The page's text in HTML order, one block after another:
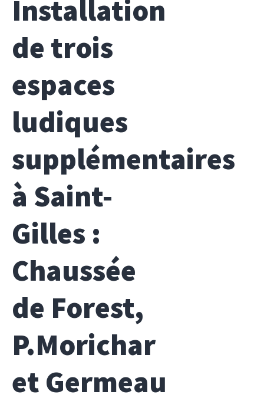
Installation
de trois
espaces
ludiques
supplémentaires
à Saint-
Gilles :
Chaussée
de Forest,
P.Morichar
et Germeau